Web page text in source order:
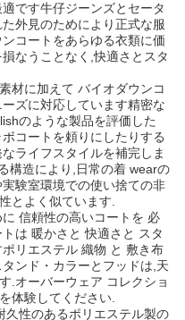
です牛仔ジーンズとセータ
外見のためにより正式な服
コートをあらゆる衣類に価
なうことなく,快適さとスタ
材に加えて バイオダウンコ
ズに対応しています精密な
のような製品を評価した
コートを頼りにしたりする
ライフスタイルを補完しま
構造により,日常の着 wearの
験室環境での使い捨ての非
とよく似ています.
信頼性の高いコートを 必
は 暖かさと 快適さと スタ
リエステル 織物 と 敷き布
ンド・カラーとフッドは,天
.オーバーウェア コレクショ
体験してください.
久性のあるポリエステル製の